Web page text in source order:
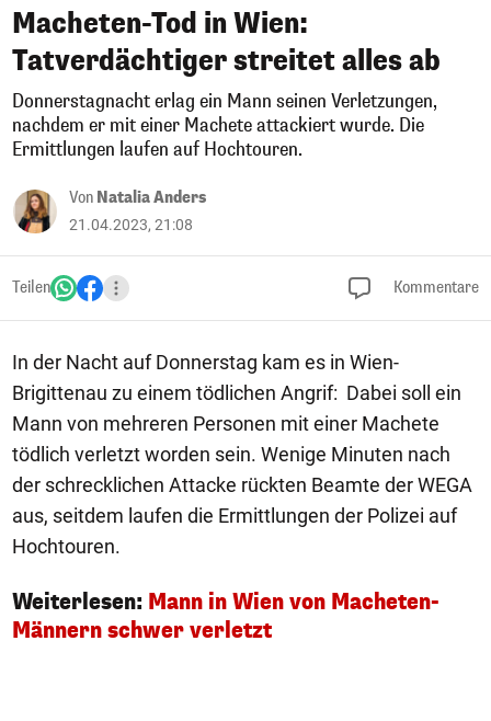
Macheten-Tod in Wien:
Tatverdächtiger streitet alles ab
Donnerstagnacht erlag ein Mann seinen Verletzungen,
nachdem er mit einer Machete attackiert wurde. Die
Ermittlungen laufen auf Hochtouren.
Von Natalia Anders
21.04.2023, 21:08
Teilen Kommentare
In der Nacht auf Donnerstag kam es in Wien-
Brigittenau zu einem tödlichen Angrif: Dabei soll ein
Mann von mehreren Personen mit einer Machete
tödlich verletzt worden sein. Wenige Minuten nach
der schrecklichen Attacke rückten Beamte der WEGA
aus, seitdem laufen die Ermittlungen der Polizei auf
Hochtouren.
Weiterlesen: Mann in Wien von Macheten-
Männern schwer verletzt